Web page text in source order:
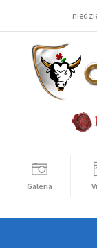
Galeria